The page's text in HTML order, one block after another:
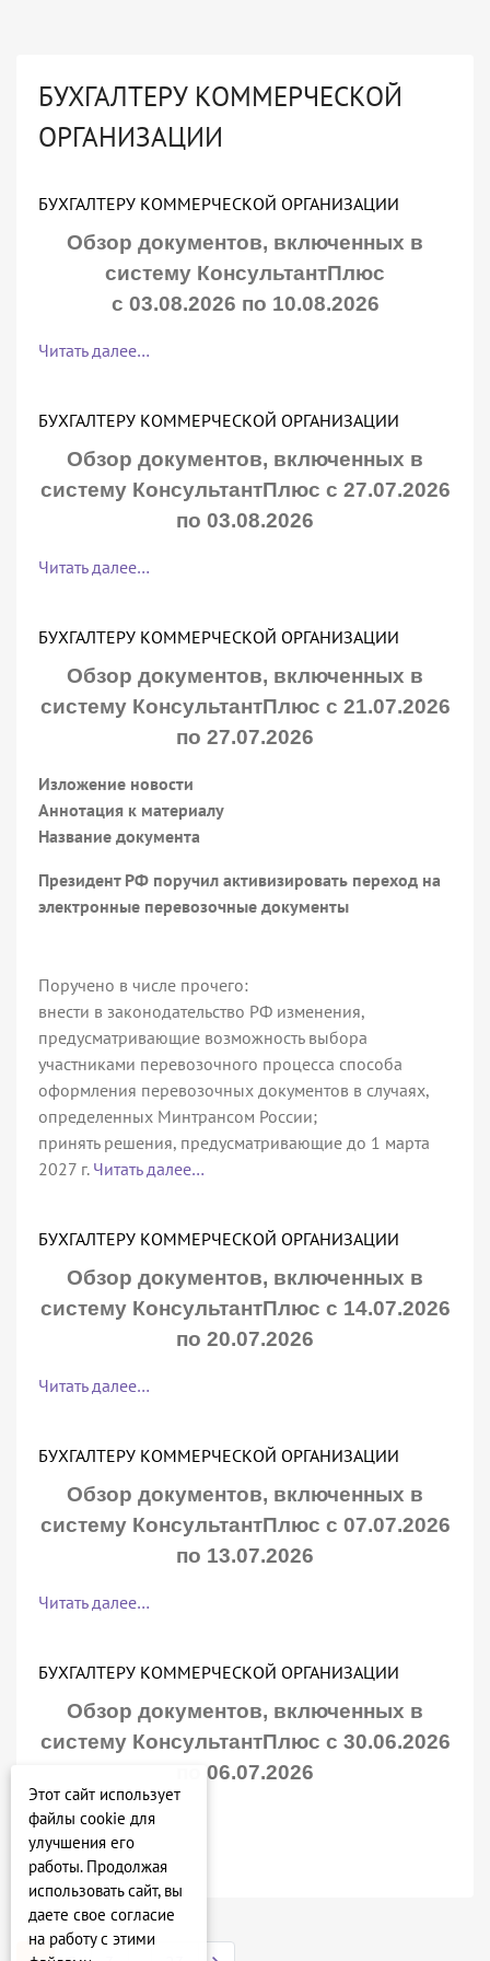
БУХГАЛТЕРУ КОММЕРЧЕСКОЙ
ОРГАНИЗАЦИИ
БУХГАЛТЕРУ КОММЕРЧЕСКОЙ ОРГАНИЗАЦИИ
Обзор документов, включенных в
систему КонсультантПлюс
с 03.08.2026 по 10.08.2026
Читать далее…
БУХГАЛТЕРУ КОММЕРЧЕСКОЙ ОРГАНИЗАЦИИ
Обзор документов, включенных в
систему КонсультантПлюс с 27.07.2026
по 03.08.2026
Читать далее…
БУХГАЛТЕРУ КОММЕРЧЕСКОЙ ОРГАНИЗАЦИИ
Обзор документов, включенных в
систему КонсультантПлюс с 21.07.2026
по 27.07.2026
Изложение новости
Аннотация к материалу
Название документа
Президент РФ поручил активизировать переход на
электронные перевозочные документы
Поручено в числе прочего:
внести в законодательство РФ изменения,
предусматривающие возможность выбора
участниками перевозочного процесса способа
оформления перевозочных документов в случаях,
определенных Минтрансом России;
принять решения, предусматривающие до 1 марта
2027 г. Читать далее…
БУХГАЛТЕРУ КОММЕРЧЕСКОЙ ОРГАНИЗАЦИИ
Обзор документов, включенных в
систему КонсультантПлюс с 14.07.2026
по 20.07.2026
Читать далее…
БУХГАЛТЕРУ КОММЕРЧЕСКОЙ ОРГАНИЗАЦИИ
Обзор документов, включенных в
систему КонсультантПлюс с 07.07.2026
по 13.07.2026
Читать далее…
БУХГАЛТЕРУ КОММЕРЧЕСКОЙ ОРГАНИЗАЦИИ
Обзор документов, включенных в
систему КонсультантПлюс с 30.06.2026
по 06.07.2026
Читать далее…
Этот сайт использует
файлы cookie для
улучшения его
работы. Продолжая
использовать сайт, вы
даете свое согласие
на работу с этими